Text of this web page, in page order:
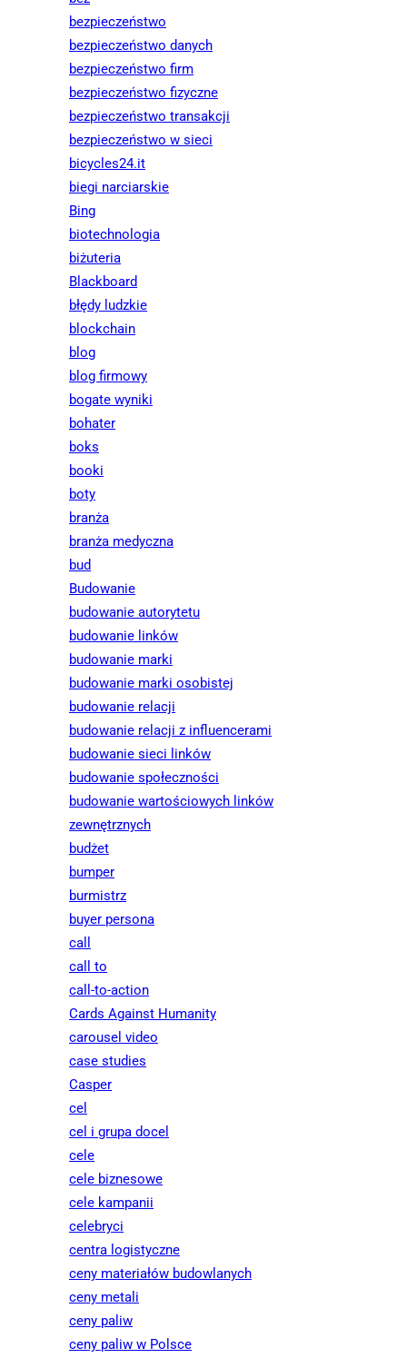
bezpieczeństwo
bezpieczeństwo danych
bezpieczeństwo firm
bezpieczeństwo fizyczne
bezpieczeństwo transakcji
bezpieczeństwo w sieci
bicycles24.it
biegi narciarskie
Bing
biotechnologia
biżuteria
Blackboard
błędy ludzkie
blockchain
blog
blog firmowy
bogate wyniki
bohater
boks
booki
boty
branża
branża medyczna
bud
Budowanie
budowanie autorytetu
budowanie linków
budowanie marki
budowanie marki osobistej
budowanie relacji
budowanie relacji z influencerami
budowanie sieci linków
budowanie społeczności
budowanie wartościowych linków
zewnętrznych
budżet
bumper
burmistrz
buyer persona
call
call to
call-to-action
Cards Against Humanity
carousel video
case studies
Casper
cel
cel i grupa docel
cele
cele biznesowe
cele kampanii
celebryci
centra logistyczne
ceny materiałów budowlanych
ceny metali
ceny paliw
ceny paliw w Polsce